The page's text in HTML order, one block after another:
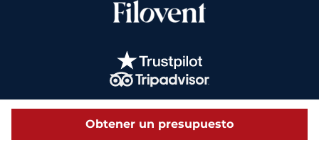
Obtener un presupuesto
© 2026 Filovent